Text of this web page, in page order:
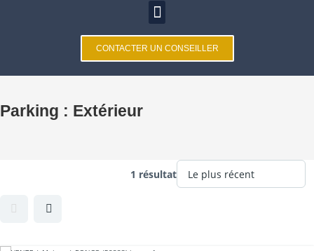
CONTACTER UN CONSEILLER
Parking : Extérieur
1 résultat